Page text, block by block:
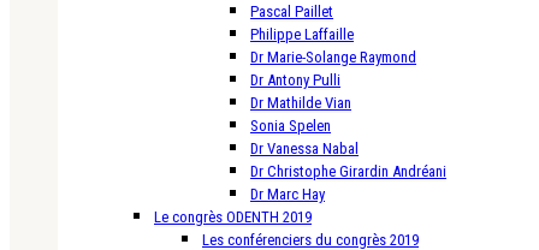
Pascal Paillet
Philippe Laffaille
Dr Marie-Solange Raymond
Dr Antony Pulli
Dr Mathilde Vian
Sonia Spelen
Dr Vanessa Nabal
Dr Christophe Girardin Andréani
Dr Marc Hay
Le congrès ODENTH 2019
Les conférenciers du congrès 2019